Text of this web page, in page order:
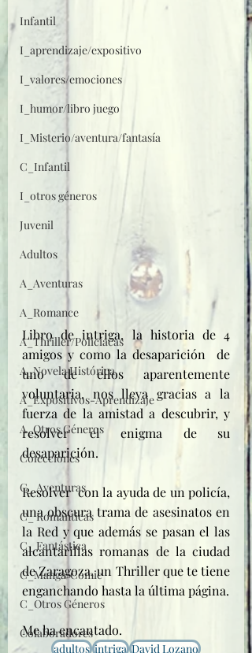
Infantil
I_aprendizaje/expositivo
I_valores/emociones
I_humor/libro juego
I_Misterio/aventura/fantasía
C_Infantil
I_otros géneros
Juvenil
Adultos
A_Aventuras
A_Romance
A_Thriller/Policíacas
A_Novela Histórica
A_Expositivos-Aprendizaje
A_Otros Géneros
Colecciones
C_ Aventuras
C_ Románticas
C_ Fantástica
C_Manga/Comic
C_Otros Géneros
Colaboradores
Libro de intriga, la historia de 4
amigos y como la desaparición  de
uno de ellos aparentemente
voluntaria, nos lleva gracias a la
fuerza de la amistad a descubrir, y
resolver el enigma de su
desaparición.
Resolver  con la ayuda de un policía,
una obscura trama de asesinatos en
la Red y que además se pasan el las
alcantarillas romanas de la ciudad
de Zaragoza, un Thriller que te tiene
enganchando hasta la última página.
Me ha encantado.
adultos intriga David Lozano